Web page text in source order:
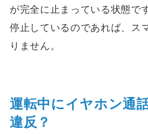
が完全に止まっている状態で
停止しているのであれば、ス
りません。
運転中にイヤホン通
違反？